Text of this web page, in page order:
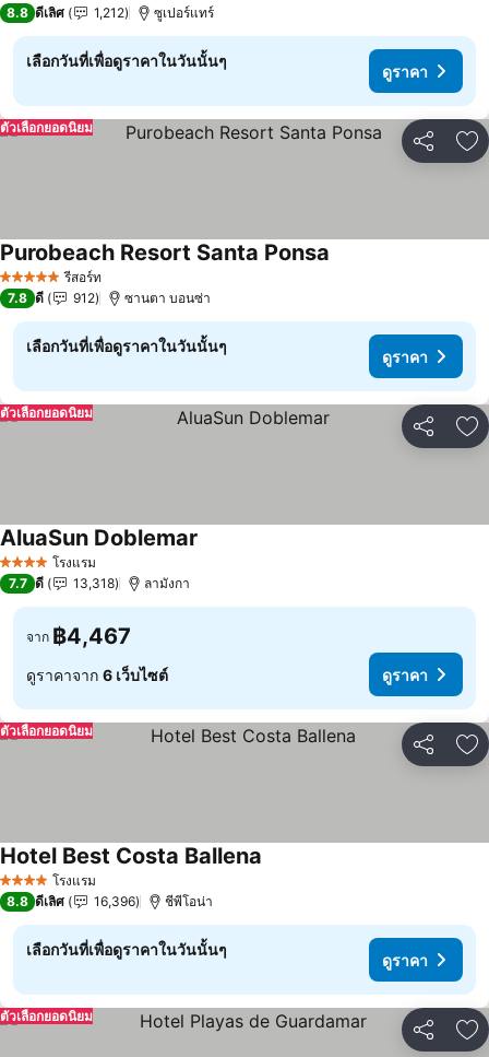
8.8 ดีเลิศ 1,212 ซูเปอร์แทร์
เลือกวันที่เพื่อดูราคาในวันนั้นๆ
ดูราคา
แชร์ เ
ตัวเลือกยอดนิยม
5 ดาว รีสอร์ท
Purobeach Resort Santa Ponsa
7.8 ดี 912 ซานตา บอนซ่า
เลือกวันที่เพื่อดูราคาในวันนั้นๆ
ดูราคา
แชร์ เ
ตัวเลือกยอดนิยม
4 ดาว โรงแรม
AluaSun Doblemar
7.7 ดี 13,318 ลามังกา
จาก ฿4,467
ดูราคาจาก 6 เว็บไซต์ ดูราคา
แชร์ เ
ตัวเลือกยอดนิยม
4 ดาว โรงแรม
Hotel Best Costa Ballena
8.8 ดีเลิศ 16,396 ชีพีโอน่า
เลือกวันที่เพื่อดูราคาในวันนั้นๆ
ดูราคา
แชร์ เ
ตัวเลือกยอดนิยม